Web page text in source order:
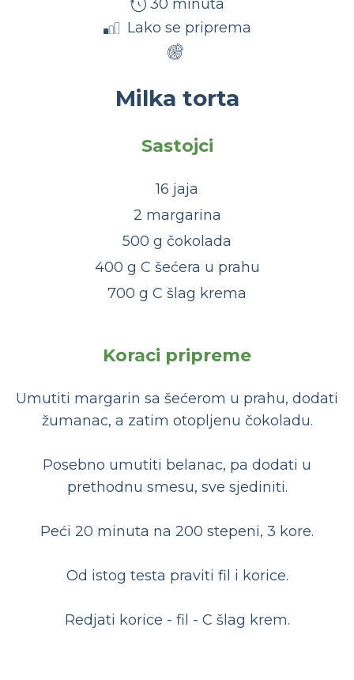
30 minuta
Lako se priprema
Milka torta
Sastojci
16 jaja
2 margarina
500 g čokolada
400 g C šećera u prahu
700 g C šlag krema
Koraci pripreme
Umutiti margarin sa šećerom u prahu, dodati
žumanac, a zatim otopljenu čokoladu.
Posebno umutiti belanac, pa dodati u
prethodnu smesu, sve sjediniti.
Peći 20 minuta na 200 stepeni, 3 kore.
Od istog testa praviti fil i korice.
Redjati korice - fil - C šlag krem.